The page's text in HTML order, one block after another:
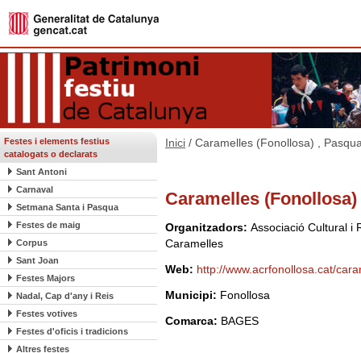
Festes i elements festius
catalogats o declarats
Sant Antoni
Carnaval
Setmana Santa i Pasqua
Festes de maig
Corpus
Sant Joan
Festes Majors
Nadal, Cap d'any i Reis
Festes votives
Festes d'oficis i tradicions
Altres festes
Inici / Caramelles (Fonollosa) ,
Caramelles
Organitzadors: Associació Cultural i
Caramelles
Web: http://www.acrfonollosa.cat/
Municipi: Fonollosa
Comarca: BAGES